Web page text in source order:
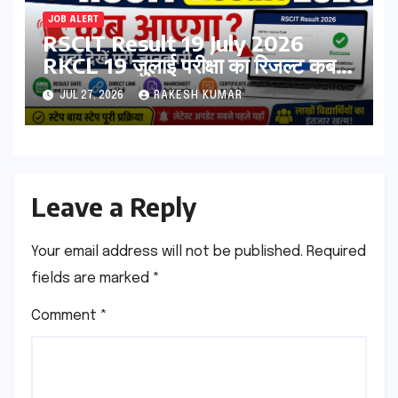
JOB ALERT
RSCIT Result 19 July 2026
RKCL 19 जुलाई परीक्षा का रिजल्ट कब
आएगा? यहां देखें Result Date,
Direct Link, Marksheet
Download Process
JUL 27, 2026 RAKESH KUMAR
Leave a Reply
Your email address will not be published. Required
fields are marked *
Comment *